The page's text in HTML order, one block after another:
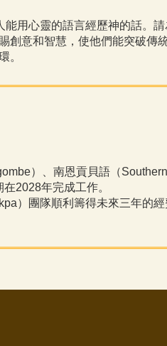
能用心靈的語言經歷神的話。
意和智慧，使他們能突破傳
。
）、南恩貢貝語（
2028年完成工作。
）團隊順利籌得未來三年的經